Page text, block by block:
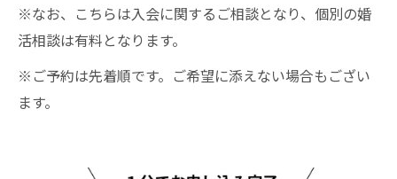
※なお、こちらは入会に関するご相談となり、個別の婚
活相談は有料となります。
※ご予約は先着順です。ご希望に添えない場合もござい
ます。